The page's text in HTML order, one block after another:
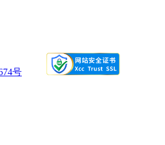
，可以管孩子，家人推荐学
几周了，确实不错，老师也
。前台老师很热情服务很好。
行，但又没有方向，然后偶
号